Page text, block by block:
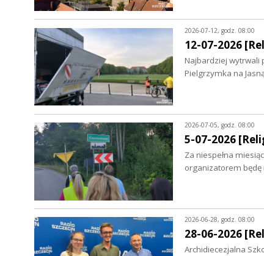
2026-07-12, godz. 08:00
12-07-2026
Najbardziej wytrwali
Pielgrzymka na
2026-07-05, godz. 08:00
5-07-2026
Za niespełna
organizatorem będę
2026-06-28, godz. 08:00
28-06-2026
Archidiecezjalna